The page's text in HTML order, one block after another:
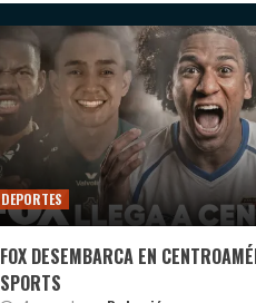
DEPORTES
FOX DESEMBARCA EN
SPORTS